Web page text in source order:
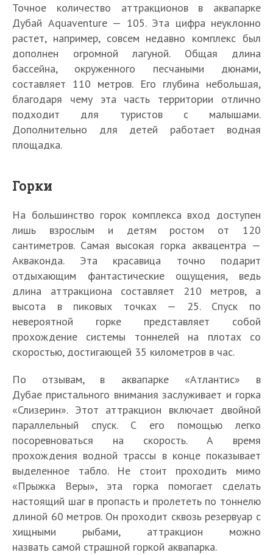
Точное количество аттракционов в аквапарке
Дубай Aquaventure — 105. Эта цифра неуклонно
растет, например, совсем недавно комплекс был
дополнен огромной лагуной. Общая длина
бассейна, окруженного песчаными дюнами,
составляет 110 метров. Его глубина небольшая,
благодаря чему эта часть территории отлично
подходит для туристов с малышами.
Дополнительно для детей работает водная
площадка.
Горки
На большинство горок комплекса вход доступен
лишь взрослым и детям ростом от 120
сантиметров. Самая высокая горка аквацентра —
Акваконда. Эта красавица точно подарит
отдыхающим фантастические ощущения, ведь
длина аттракциона составляет 210 метров, а
высота в пиковых точках — 25. Спуск по
невероятной горке представляет собой
прохождение системы тоннелей на плотах со
скоростью, достигающей 35 километров в час.
По отзывам, в аквапарке «Атлантис» в
Дубае пристального внимания заслуживает и горка
«Слизерин». Этот аттракцион включает двойной
параллельный спуск. С его помощью легко
посоревноваться на скорость. А время
прохождения водной трассы в конце показывает
выделенное табло. Не стоит проходить мимо
«Прыжка Веры», эта горка помогает сделать
настоящий шаг в пропасть и пролететь по тоннелю
длиной 60 метров. Он проходит сквозь резервуар с
хищными рыбами, аттракцион можно
назвать самой страшной горкой аквапарка.